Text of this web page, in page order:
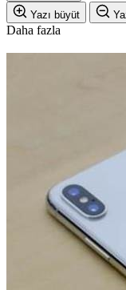
Yazı büyüt
Daha fazla